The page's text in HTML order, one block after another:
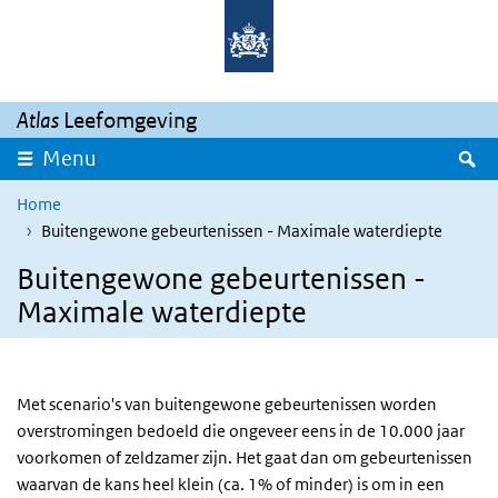
Overslaan en naar de inhoud gaan
Atlas Leefomgeving
Menu
Home
Buitengewone gebeurtenissen - Maximale waterdiepte
Buitengewone gebeurtenissen -
Maximale waterdiepte
Met scenario's van buitengewone gebeurtenissen worden
overstromingen bedoeld die ongeveer eens in de 10.000 jaar
voorkomen of zeldzamer zijn. Het gaat dan om gebeurtenissen
waarvan de kans heel klein (ca. 1% of minder) is om in een